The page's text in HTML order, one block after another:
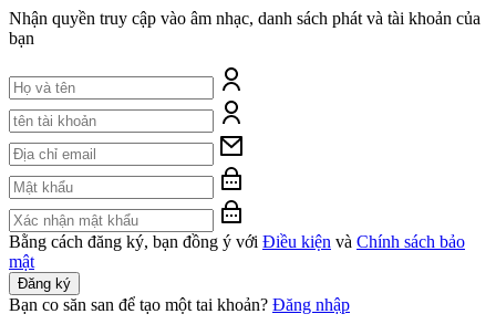
Nhận quyền truy cập vào âm nhạc, danh sách phát và tài khoản của
bạn
Bằng cách đăng ký, bạn đồng ý với Điều kiện và Chính sách bảo
mật
Đăng ký
Bạn co săn san để tạo một tai khoản? Đăng nhập